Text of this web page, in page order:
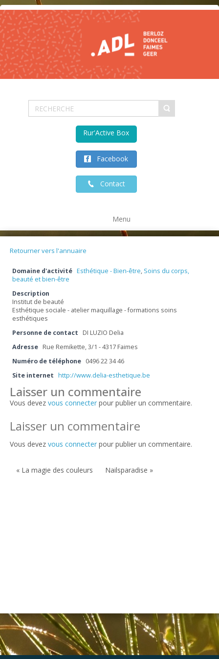
Facebook
Contact
Rur'Active Box
Menu
Retourner vers l'annuaire
Domaine d'activité Esthétique - Bien-être, Soins du corps,
beauté et bien-être
Description
Institut de beauté
Esthétique sociale - atelier maquillage - formations soins
esthétiques
Personne de contact
DI LUZIO Delia
Adresse Rue Remikette, 3/1 - 4317 Faimes
Numéro de téléphone 0496 22 34 46
Site internet http://www.delia-esthetique.be
Laisser un commentaire
Vous devez vous connecter pour publier un commentaire.
Laisser un commentaire
Vous devez vous connecter pour publier un commentaire.
« La magie des couleurs Nailsparadise »